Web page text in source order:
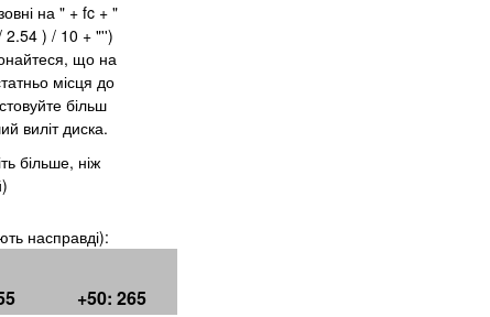
на " + fc + "
) / 10 + "'')
що на
місця до
більш
виліт диска.
більше, ніж
насправді):
+50: 265